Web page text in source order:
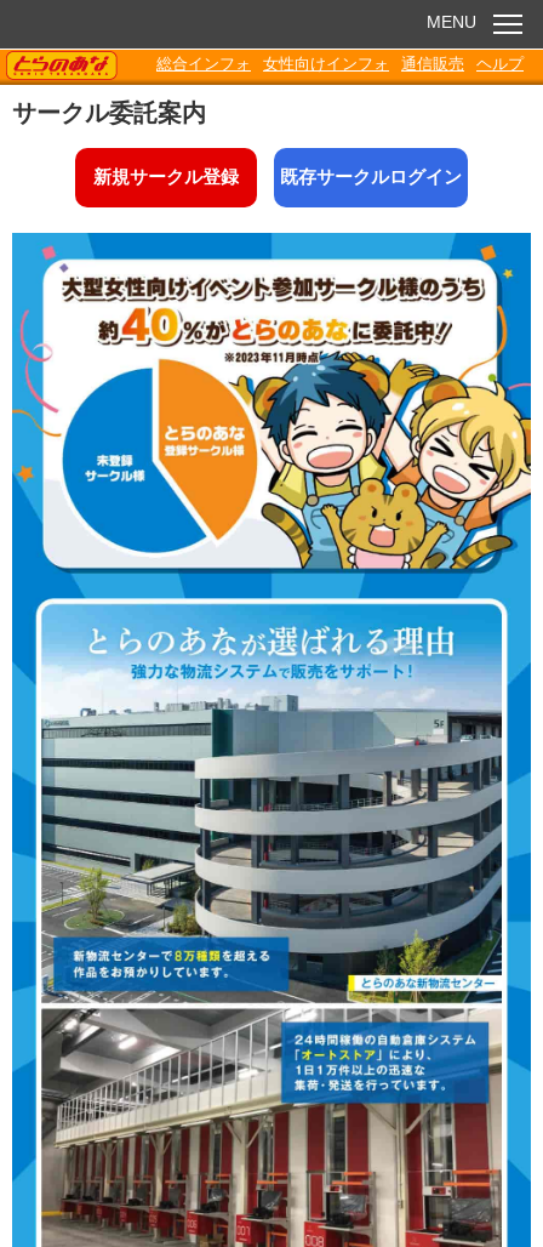
お知らせ
電子書籍
Q&A
各種ダウンロード
MENU
TORANOANA
総合インフォ 女性向けインフォ 通信販売 ヘルプ
サークル委託案内
新規サークル登録 既存サークルログイン